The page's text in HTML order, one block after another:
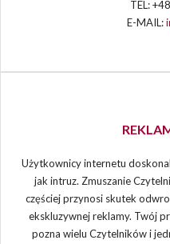
TEL:
E-MAIL:
Użytkownicy internetu
jak intruz. Zmuszanie
częściej przynosi skutek
ekskluzywnej reklamy. Twój
pozna wielu Czytelników i